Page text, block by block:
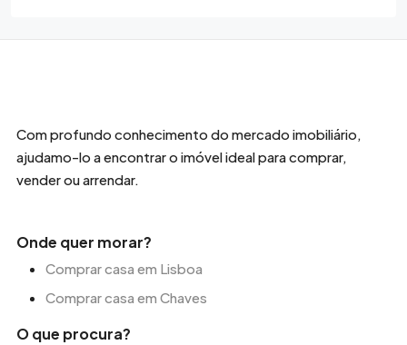
Com profundo conhecimento do mercado imobiliário,
ajudamo-lo a encontrar o imóvel ideal para comprar,
vender ou arrendar.
Onde quer morar?
Comprar casa em Lisboa
Comprar casa em Chaves
O que procura?